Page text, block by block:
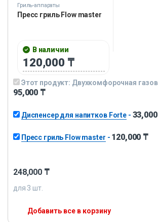
Гриль-аппараты
Пресс гриль Flow master
В наличии
120,000 ₸
Этот продукт: Двухкомфорочная
95,000 ₸
Диспенсер для напитков Forte- 33,000
Пресс гриль Flow master - 120,000 ₸
248,000 ₸
для 3 шт.
Добавить все в корзину